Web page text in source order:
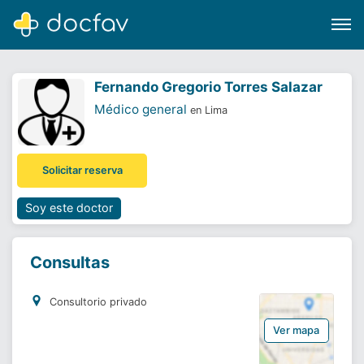
Software para clínicas
¿Eres un doctor?
Fernando Gregorio Torres Salazar
Médico general en Lima
Solicitar reserva
Soy este doctor
Consultas
Consultorio privado
Ver mapa